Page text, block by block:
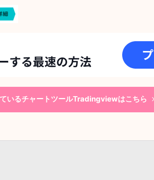
いるチャートツールTradingviewはこちら